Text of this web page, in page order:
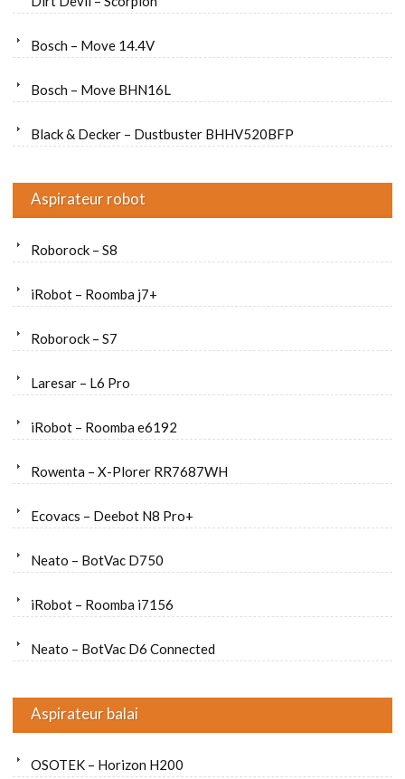
Bosch – Move 14.4V
Bosch – Move BHN16L
Black & Decker – Dustbuster BHHV520BFP
Aspirateur robot
Roborock – S8
iRobot – Roomba j7+
Roborock – S7
Laresar – L6 Pro
iRobot – Roomba e6192
Rowenta – X-Plorer RR7687WH
Ecovacs – Deebot N8 Pro+
Neato – BotVac D750
iRobot – Roomba i7156
Neato – BotVac D6 Connected
Aspirateur balai
OSOTEK – Horizon H200